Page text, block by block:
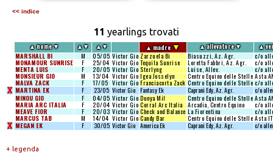
<< indice
11 yearlings trovati
▲nome▼ ▲▼ ▲▼ ▲madre▼ ▲allevatore▼ ▲
MARSHALL BI M 05/05 Victor Gio Zarzuela Bi Biasuzzi, Az. Agr. c/o
MONAMOUR SUNRISE F 25/04 Victor Gio Tequila Sunrise Loretta Fabbri, Az. Agr. c/o
MENTA LUIS F 20/05 Victor Gio Sterlyng Luise, Allev. c/o
MONSIEUR GIO M 13/04 Victor Gio Igea Josselyn Centro Equino delle Stelle Asta
MALVA ZACK F 17/05 Victor Gio Franciacorta Zack Centro Equino delle Stelle c/o
X MARTINA EK F 23/05 Victor Gio Fantasy Ek Caprani Edy, Az. Agr.
c/o
MINOU GIO
F 04/05 Victor Gio Dunya Mil Centro Equino delle Stelle Asta
MARIA ARC ITALIA F 20/04 Victor Gio Corral Arc Italia Arcadia, Centro Equino c/o
MEAVE FIOR F 20/03 Victor Gio Check and Balance La Fiorentina c/o
MARCUS TAB M 14/04 Victor Gio Candy Bar Centro Equino delle Stelle Asta
X MEGAN EK F 30/05 Victor Gio America Ek Caprani Edy, Az. Agr. c/o
+ legenda